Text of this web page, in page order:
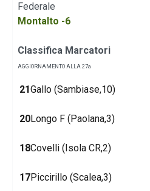
Federale
Montalto -6
Classifica Marcatori
AGGIORNAMENTO ALLA 27a
21Gallo (Sambiase,10)
20Longo F (Paolana,3)
18Covelli (Isola CR,2)
17Piccirillo (Scalea,3)